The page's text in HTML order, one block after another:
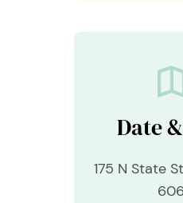
Date
175 N State